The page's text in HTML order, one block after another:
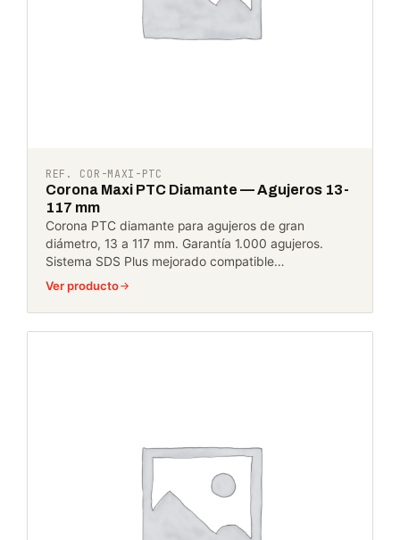
REF. COR-MAXI-PTC
Corona Maxi PTC Diamante — Agujeros 13-
117 mm
Corona PTC diamante para agujeros de gran
diámetro, 13 a 117 mm. Garantía 1.000 agujeros.
Sistema SDS Plus mejorado compatible…
Ver producto